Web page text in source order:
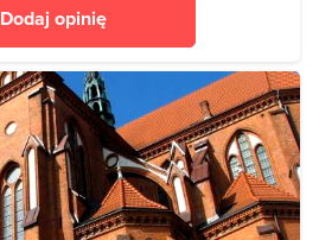
Dodaj opinię